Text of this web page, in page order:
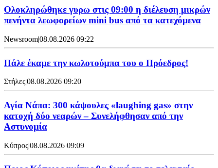
Ολοκληρώθηκε γυρω στις 09:00 η διέλευση μικρών
πενήντα λεωφορείων mini bus από τα κατεχόμενα
Newsroom|08.08.2026 09:22
Πάλε έκαμε την κωλοτούμπα του ο Πρόεδρος!
Στήλες|08.08.2026 09:20
Αγία Νάπα: 300 κάψουλες «laughing gas» στην
κατοχή δύο νεαρών – Συνελήφθησαν από την
Αστυνομία
Κύπρος|08.08.2026 09:09